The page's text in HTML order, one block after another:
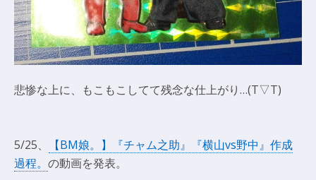
悲惨な上に、もこもこしてて残念な仕上がり…(T▽T)
5/25、
【BM娘。】『チャム之助』『横山vs野中』作成
過程。 の動画を発表。